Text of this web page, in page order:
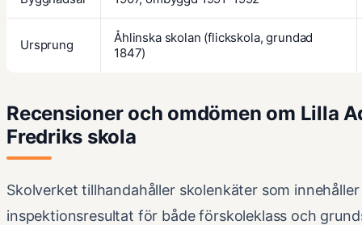
Ursprung Åhlinska skolan (flickskola, grundad
1847)
Recensioner och omdömen om Lilla
Fredriks skola
Skolverket tillhandahåller skolenkäter som
inspektionsresultat för både förskoleklass och